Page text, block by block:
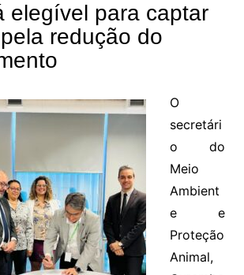
elegível para captar
redução do
O
secretári
o do
Meio
Ambient
e e
Proteção
Animal,